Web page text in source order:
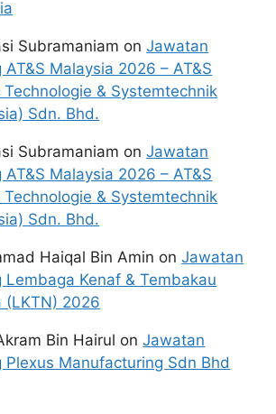
Subramaniam onJawatan
AT&S Malaysia 2026 – AT&S
& Systemtechnik
Sdn. Bhd.
Subramaniam onJawatan
AT&S Malaysia 2026 – AT&S
& Systemtechnik
Sdn. Bhd.
Haiqal Bin Amin onJawatan
Lembaga Kenaf & Tembakau
(LKTN) 2026
Bin Hairul onJawatan
Plexus Manufacturing Sdn Bhd